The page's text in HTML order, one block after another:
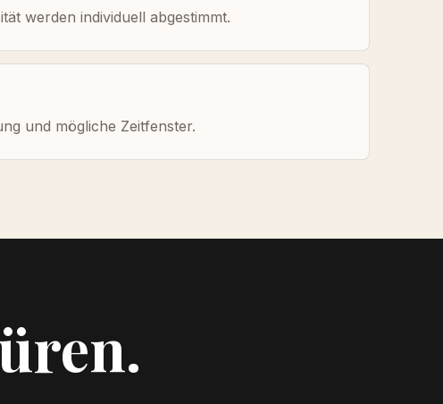
werden individuell abgestimmt.
und mögliche Zeitfenster.